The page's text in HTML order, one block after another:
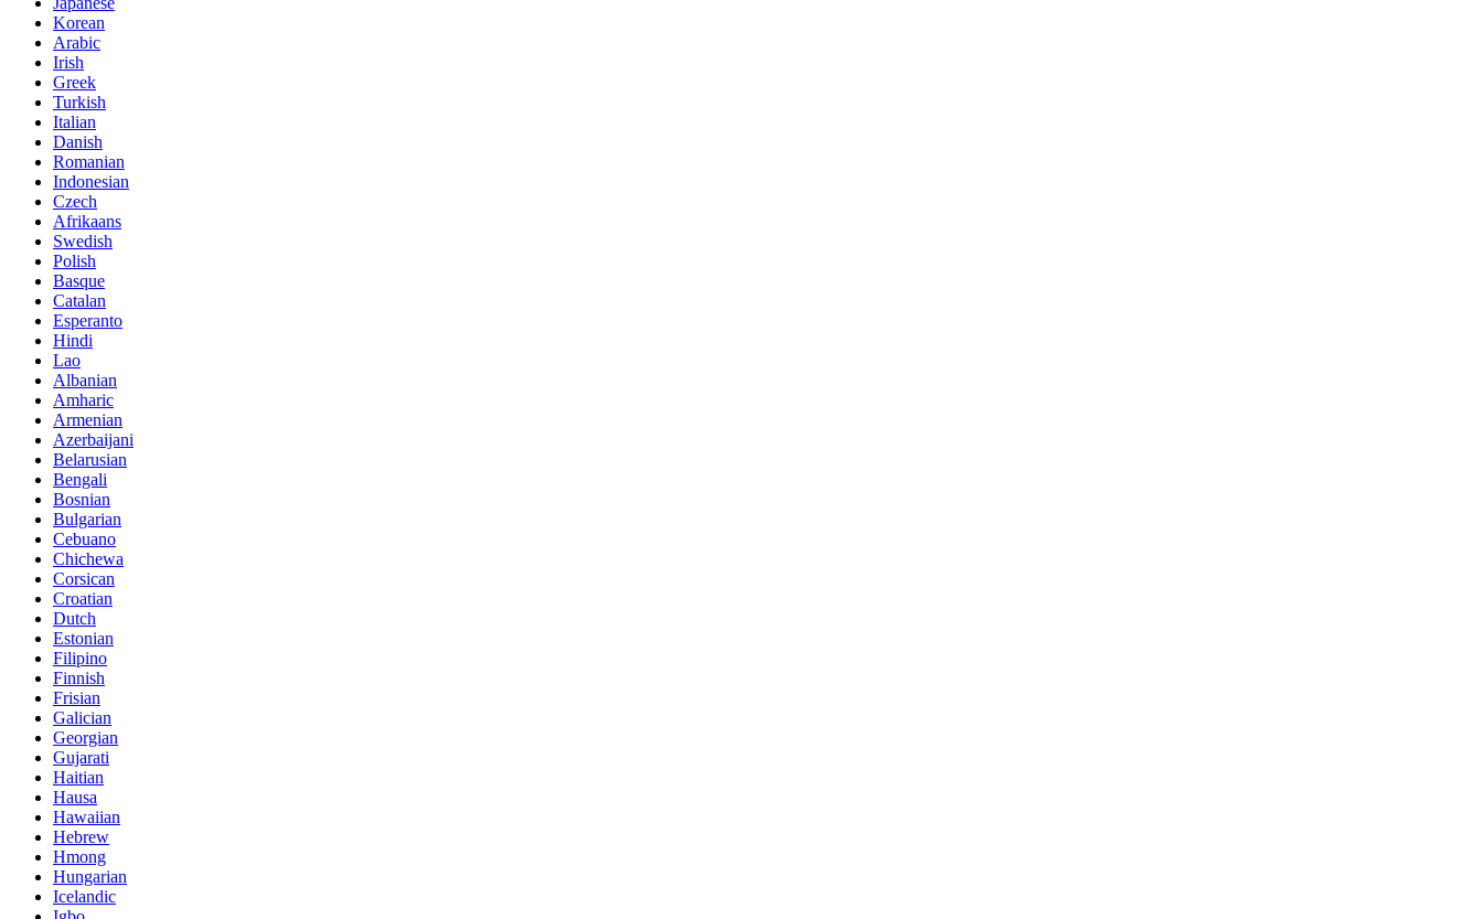
Korean
Arabic
Irish
Greek
Turkish
Italian
Danish
Romanian
Indonesian
Czech
Afrikaans
Swedish
Polish
Basque
Catalan
Esperanto
Hindi
Lao
Albanian
Amharic
Armenian
Azerbaijani
Belarusian
Bengali
Bosnian
Bulgarian
Cebuano
Chichewa
Corsican
Croatian
Dutch
Estonian
Filipino
Finnish
Frisian
Galician
Georgian
Gujarati
Haitian
Hausa
Hawaiian
Hebrew
Hmong
Hungarian
Icelandic